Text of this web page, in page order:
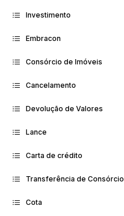
Investimento
Embracon
Consórcio de Imóveis
Cancelamento
Devolução de Valores
Lance
Carta de crédito
Transferência de Consórcio
Cota